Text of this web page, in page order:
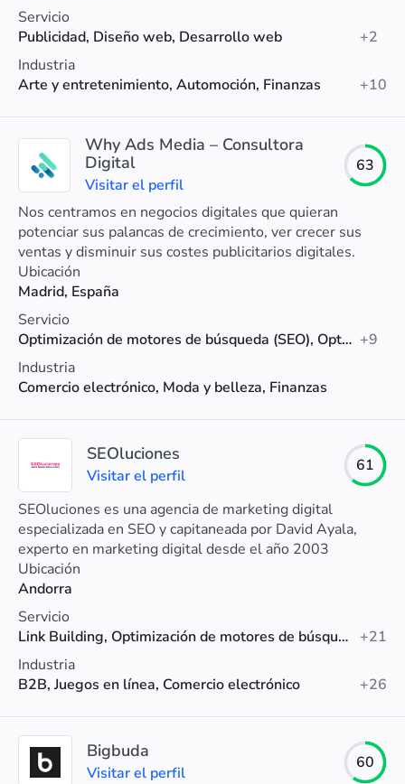
Servicio
Publicidad, Diseño web, Desarrollo web
+2
Industria
Arte y entretenimiento, Automoción, Finanzas
+10
Why Ads Media – Consultora
Digital
Visitar el perfil
63
Nos centramos en negocios digitales que quieran
potenciar sus palancas de crecimiento, ver crecer sus
ventas y disminuir sus costes publicitarios digitales.
Ubicación
Madrid, España
Servicio
Optimización de motores de búsqueda (SEO), Optimización de la tasa de conversión, SEM +9
Industria
Comercio electrónico, Moda y belleza, Finanzas
SEOluciones
Visitar el perfil
61
SEOluciones es una agencia de marketing digital
especializada en SEO y capitaneada por David Ayala,
experto en marketing digital desde el año 2003
especializado en proyectos de alto tráfico.
Ubicación
Andorra
Servicio
Link Building, Optimización de motores de búsqueda (SEO), SEO para comercio electrónico
+21
Industria
B2B, Juegos en línea, Comercio electrónico
+26
Bigbuda
Visitar el perfil
60